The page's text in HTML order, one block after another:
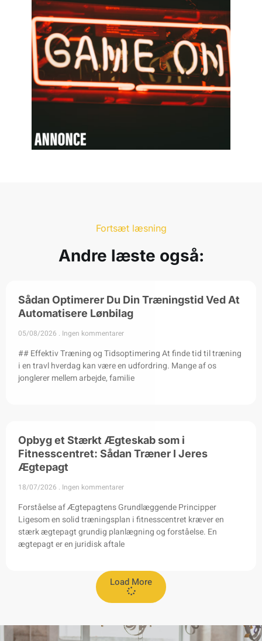
Fortsæt læsning
Andre læste også:
Sådan Optimerer Du Din Træningstid Ved At
Automatisere Lønbilag
05/08/2026 Ingen kommentarer
## Effektiv Træning og Tidsoptimering At finde tid til træning
i en travl hverdag kan være en udfordring. Mange af os
jonglerer mellem arbejde, familie
Opbyg et Stærkt Ægteskab som i
Fitnesscentret: Sådan Træner I Jeres
Ægtepagt
18/07/2026 Ingen kommentarer
Forståelse af Ægtepagtens Grundlæggende Principper
Ligesom en solid træningsplan i fitnesscentret kræver en
stærk ægtepagt grundig planlægning og forståelse. En
ægtepagt er en juridisk aftale
Load More